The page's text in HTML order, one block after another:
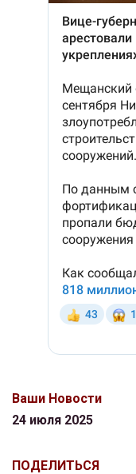
Ваши Новости
24 июля 2025
ПОДЕЛИТЬСЯ